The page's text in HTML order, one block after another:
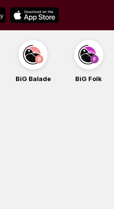
BiG Balade BiG Folk